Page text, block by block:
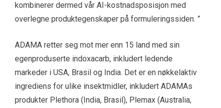
kombinerer dermed vår AI-kostnadsposisjon med
overlegne produktegenskaper på formuleringssiden. ”
ADAMA retter seg mot mer enn 15 land med sin
egenproduserte indoxacarb, inkludert ledende
markeder i USA, Brasil og India. Det er en nøkkelaktiv
ingrediens for ulike insektmidler, inkludert ADAMAs
produkter Plethora (India, Brasil), Plemax (Australia,